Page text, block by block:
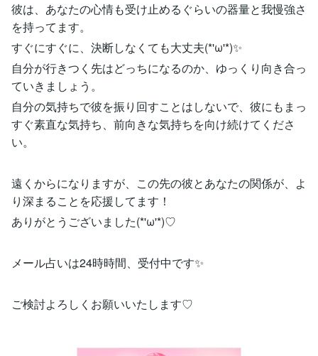
彼は、あなたの心情も受け止めるぐらいの器量と我慢強さ
を持ってます。
すぐにすぐに、決断しなくても大丈夫(*'ω'*)✨
自分が行きつく先はどっちになるのか、ゆっくり向き合っ
ていきましょう。
自分の気持ちで彼を振り回すことはしないで、彼にもまっ
すぐ素直な気持ち、前向きな気持ちを向け続けてくださ
い。
遠くからになりますが、この先の彼とあなたの関係が、よ
り深まることを応援してます！
ありがとうございました(*'ω'*)♡
メール占いは24時時間、受付中です✨
ご検討よろしくお願いいたします♡